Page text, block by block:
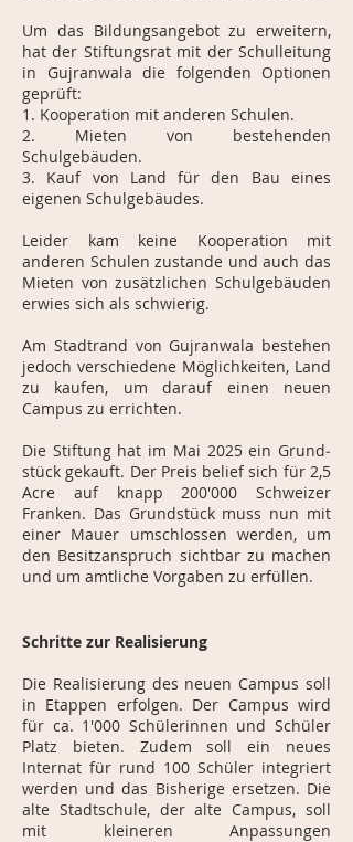
Um das Bildungsangebot zu erweitern,
hat der Stiftungs­rat mit der Schulleitung
in Gujranwala die folgenden Optionen
geprüft:
1. Kooperation mit anderen Schulen.
2. Mieten von bestehenden
Schulgebäuden.
3. Kauf von Land für den Bau eines
eigenen Schulgebäudes.
Leider kam keine Kooperation mit
anderen Schulen zustande und auch das
Mieten von zusätzli­­chen Schulgebäuden
erwies sich als schwierig.
Am Stadtrand von Gujranwala bestehen
jedoch verschiedene Möglichkeiten, Land
zu kaufen, um darauf einen neuen
Campus zu errichten.
Die Stiftung hat im Mai 2025 ein Grund­
stück gekauft. Der Preis belief sich für 2,5
Acre auf knapp 200'000 Schweizer
Franken. Das Grundstück muss nun mit
einer Mauer umschlossen werden, um
den Besitzanspruch sichtbar zu machen
und um amtliche Vorgaben zu erfüllen.
Schritte zur Realisierung
Die Realisierung des neuen Campus soll
in Etappen erfolgen. Der Campus wird
für ca. 1'000 Schülerinnen und Schüler
Platz bieten. Zudem soll ein neues
Internat für rund 100 Schüler integriert
werden und das Bisherige ersetzen. Die
alte Stadtschule, der alte Campus, soll
mit kleineren Anpassungen